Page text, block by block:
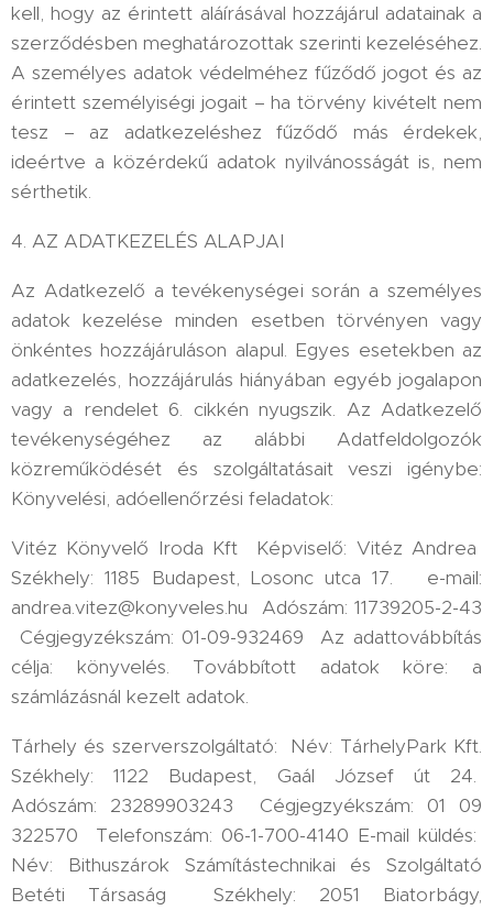
kell, hogy az érintett aláírásával hozzájárul adatainak a
szerződésben meghatározottak szerinti kezeléséhez.
A személyes adatok védelméhez fűződő jogot és az
érintett személyiségi jogait – ha törvény kivételt nem
tesz – az adatkezeléshez fűződő más érdekek,
ideértve a közérdekű adatok nyilvánosságát is, nem
sérthetik.
4. AZ ADATKEZELÉS ALAPJAI
Az Adatkezelő a tevékenységei során a személyes
adatok kezelése minden esetben törvényen vagy
önkéntes hozzájáruláson alapul. Egyes esetekben az
adatkezelés, hozzájárulás hiányában egyéb jogalapon
vagy a rendelet 6. cikkén nyugszik. Az Adatkezelő
tevékenységéhez az alábbi Adatfeldolgozók
közreműködését és szolgáltatásait veszi igénybe:
Könyvelési, adóellenőrzési feladatok:
Vitéz Könyvelő Iroda Kft Képviselő: Vitéz Andrea
Székhely: 1185 Budapest, Losonc utca 17. e-mail:
andrea.vitez@konyveles.hu Adószám: 11739205-2-43
Cégjegyzékszám: 01-09-932469 Az adattovábbítás
célja: könyvelés. Továbbított adatok köre: a
számlázásnál kezelt adatok.
Tárhely és szerverszolgáltató: Név: TárhelyPark Kft.
Székhely: 1122 Budapest, Gaál József út 24.
Adószám: 23289903243 Cégjegzyékszám: 01 09
322570 Telefonszám: 06-1-700-4140 E-mail küldés:
Név: Bithuszárok Számítástechnikai és Szolgáltató
Betéti Társaság Székhely: 2051 Biatorbágy,